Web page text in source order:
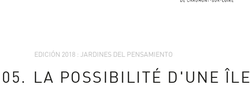
EDICIÓN 2018 : JARDINES DEL PENSAMIENTO
05. LA POSSIBILITÉ D'UNE ÎLE